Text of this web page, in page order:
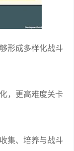
形成多样化战斗
，更高难度关卡
集、培养与战斗